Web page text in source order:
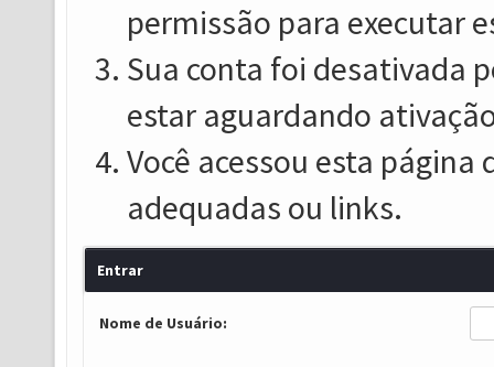
permissão para executar
Sua conta foi desativada
estar aguardando
Você acessou esta
adequadas ou links.
Entrar
Nome de Usuário: